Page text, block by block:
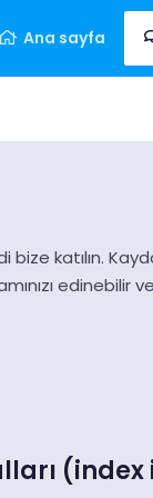
Ana sayfa
bize katılın.
edinebilir